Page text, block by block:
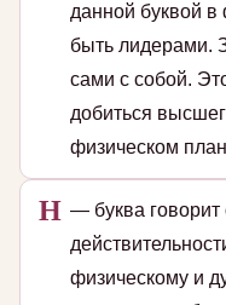
данной буквой в
быть лидерами.
сами с собой.
добиться
физическом
Н — буква говорит
физическому и